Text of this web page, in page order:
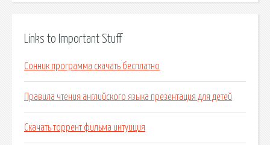
Links to Important Stuff
Сонник программа скачать бесплатно
Правила чтения английского языка презентация для детей
Скачать торрент фильма интуиция